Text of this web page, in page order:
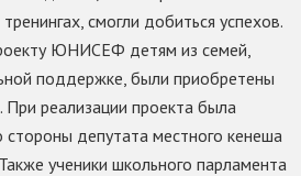
смогли добиться успехов.
ЮНИСЕФ детям из семей,
поддержке, были приобретены
При реализации проекта была
депутата местного кенеша
ученики школьного парламента